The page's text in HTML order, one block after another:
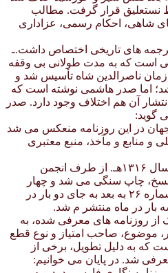
نستعلیق قرار گرفت. مطالب
شاهی، احکام رسمی، عزاداری
های تاریخی اختصاص داشت.ـ
است که به مدت طولانی بی وقفه
یافت. در سال ۱۲۹۵ در زمان ناصرالدین شاه تأسیس شد و
اما صدر هاشمی نوشته است که
آن هم اختلاف وجود دارد. صدر
گوید:
در این روزنامه منعکس می شد
و منابع و مآخذ، منبع معتبری
ـ معارف : روزنامه معارف در سال ۱۳۱۶هـ. از طرف انجمن
چاپ سنگی می شد و چهار
صفحه داشت. این روزنامه از شماره ۲۶ به بعد به جای دو بار در
بار در ماه منتشر م شد.
روزنامه های معرفی شده، به
موضوع، صاحب امتیاز و نوع قطع
که به دلیل تطویل، برخی از
شد. در پایان می خوانیم: